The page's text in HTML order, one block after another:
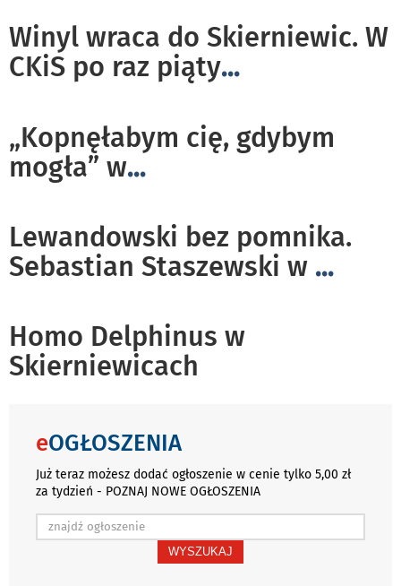
Winyl wraca do Skierniewic. W
CKiS po raz piąty...
„Kopnęłabym cię, gdybym
mogła” w...
Lewandowski bez pomnika.
Sebastian Staszewski w ...
Homo Delphinus w
Skierniewicach
eOGŁOSZENIA
Już teraz możesz dodać ogłoszenie w cenie tylko 5,00 zł
za tydzień - POZNAJ NOWE OGŁOSZENIA
WYSZUKAJ